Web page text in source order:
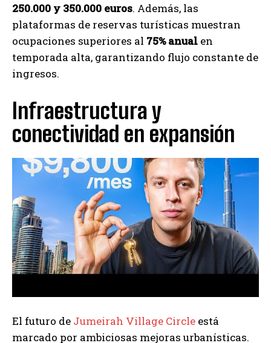
250.000 y 350.000 euros. Además, las
plataformas de reservas turísticas muestran
ocupaciones superiores al 75% anual en
temporada alta, garantizando flujo constante de
ingresos.
Infraestructura y
conectividad en expansión
El futuro de Jumeirah Village Circle está
marcado por ambiciosas mejoras urbanísticas.